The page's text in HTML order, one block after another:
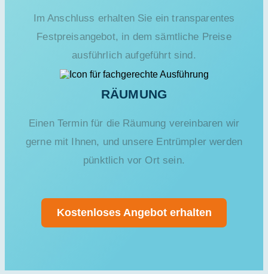
Im Anschluss erhalten Sie ein transparentes
Festpreisangebot, in dem sämtliche Preise
ausführlich aufgeführt sind.
RÄUMUNG
Einen Termin für die Räumung vereinbaren wir
gerne mit Ihnen, und unsere Entrümpler werden
pünktlich vor Ort sein.
Kostenloses Angebot erhalten